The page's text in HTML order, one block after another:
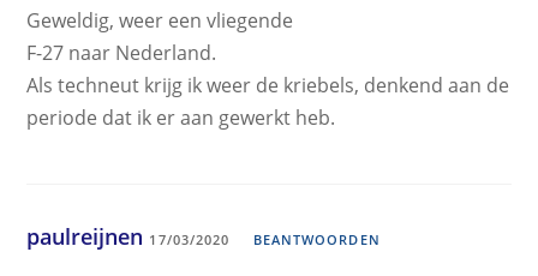
Geweldig, weer een vliegende
F-27 naar Nederland.
Als techneut krijg ik weer de kriebels, denkend aan de
periode dat ik er aan gewerkt heb.
paulreijnen 17/03/2020 BEANTWOORDEN